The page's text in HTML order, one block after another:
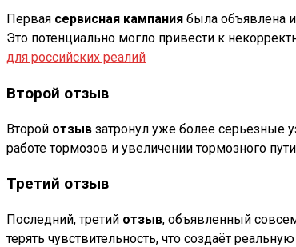
Первая сервисная кампания была объявлена
Это потенциально могло привести к
для российских реалий
Второй отзыв
Второй отзыв затронул уже более серьезные
работе тормозов и увеличении тормозного
Третий отзыв
Последний, третий отзыв, объявленный
терять чувствительность, что создаёт